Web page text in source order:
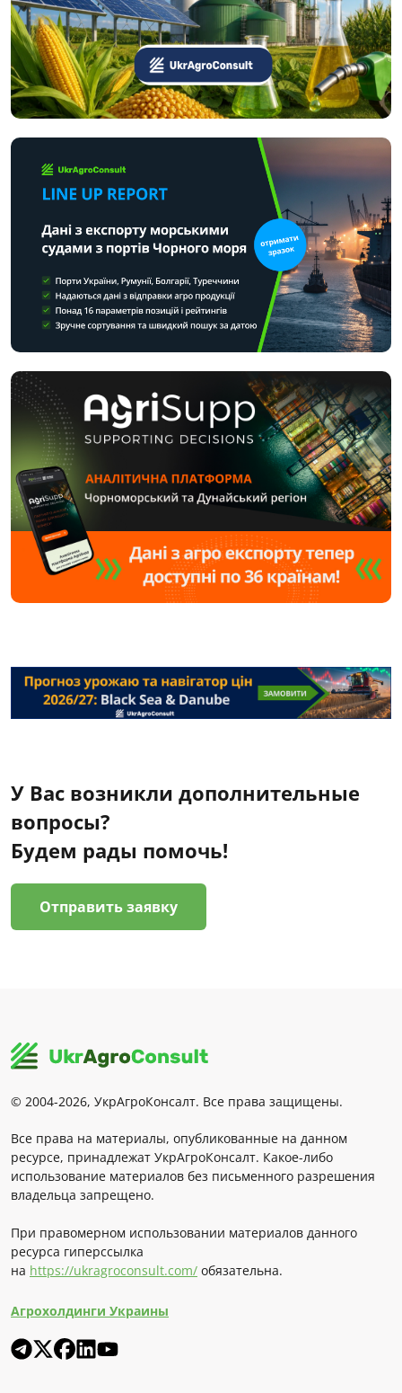
У Вас возникли дополнительные
вопросы?
Будем рады помочь!
Отправить заявку
© 2004-2026, УкрАгроКонсалт. Все права защищены.
Все права на материалы, опубликованные на данном
ресурсе, принадлежат УкрАгроКонсалт. Какое-либо
использование материалов без письменного разрешения
владельца запрещено.
При правомерном использовании материалов данного
ресурса гиперссылка
на https://ukragroconsult.com/ обязательна.
Агрохолдинги Украины